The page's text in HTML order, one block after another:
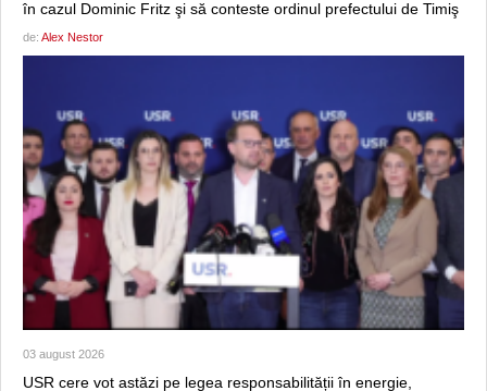
în cazul Dominic Fritz şi să conteste ordinul prefectului de Timiş
de: Alex Nestor
03 august 2026
USR cere vot astăzi pe legea responsabilității în energie,